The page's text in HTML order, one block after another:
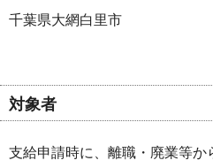
千葉県大網白里市
対象者
支給申請時に、離職・廃業等か